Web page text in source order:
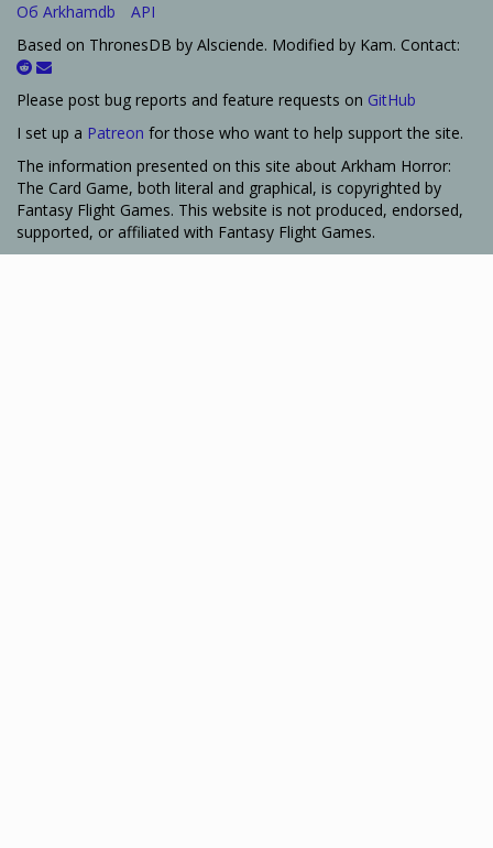
Об Arkhamdb
API
Based on ThronesDB by Alsciende. Modified by Kam. Contact:
Please post bug reports and feature requests on GitHub
I set up a Patreon for those who want to help support the site.
The information presented on this site about Arkham Horror:
The Card Game, both literal and graphical, is copyrighted by
Fantasy Flight Games. This website is not produced, endorsed,
supported, or affiliated with Fantasy Flight Games.